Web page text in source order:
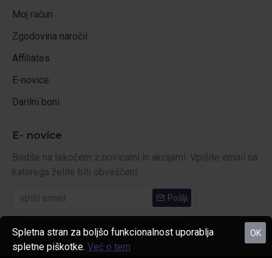
Moj račun
Zgodovina naročil
Affiliates
E-novice
Darilni boni
E- novice
Bodite na tekočem z novicami in akcijami. Vpišite email na
katerega želite biti obveščeni.
Pošlji
OK
Spletna stran za boljšo funkcionalnost uporablja
spletne piškotke. Več o tem